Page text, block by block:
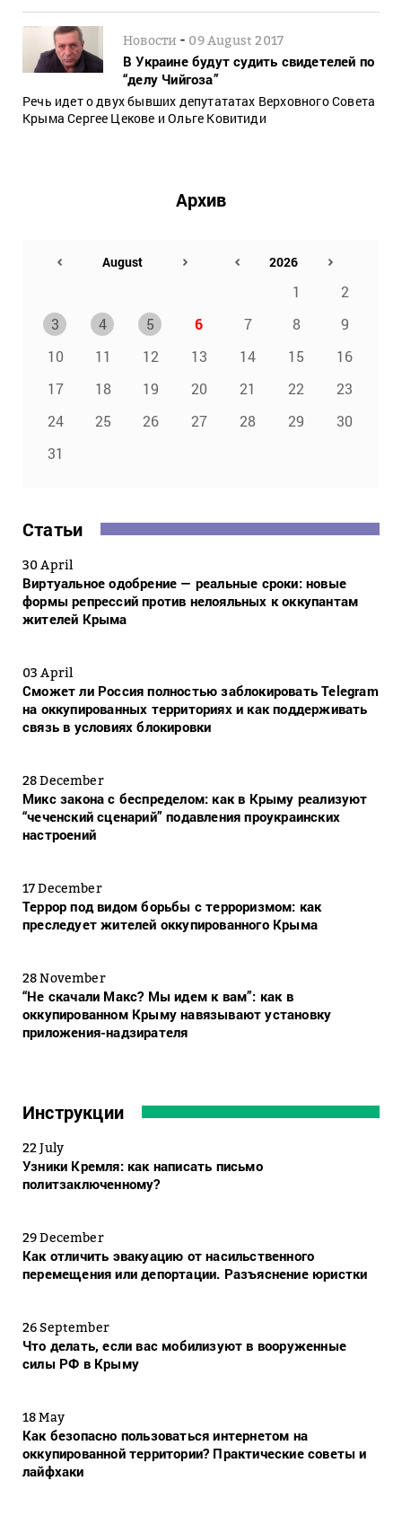
Новости - 09 August 2017
В Украине будут судить свидетелей по
“делу Чийгоза”
Речь идет о двух бывших депутататах Верховного Совета
Крыма Сергее Цекове и Ольге Ковитиди
Архив
1
2
3
4 5 6 7 8
9
10
11 12 13 14 15
16
17
18 19 20 21 22
23
24
25 26 27 28 29
30
31
Статьи
30 April
Виртуальное одобрение — реальные сроки: новые
формы репрессий против нелояльных к оккупантам
жителей Крыма
03 April
Сможет ли Россия полностью заблокировать Telegram
на оккупированных территориях и как поддерживать
связь в условиях блокировки
28 December
Микс закона с беспределом: как в Крыму реализуют
“чеченский сценарий” подавления проукраинских
настроений
17 December
Террор под видом борьбы с терроризмом: как
преследует жителей оккупированного Крыма
28 November
“Не скачали Макс? Мы идем к вам”: как в
оккупированном Крыму навязывают установку
приложения-надзирателя
Инструкции
22 July
Узники Кремля: как написать письмо
политзаключенному?
29 December
Как отличить эвакуацию от насильственного
перемещения или депортации. Разъяснение юристки
26 September
Что делать, если вас мобилизуют в вооруженные
силы РФ в Крыму
18 May
Как безопасно пользоваться интернетом на
оккупированной территории? Практические советы и
лайфхаки